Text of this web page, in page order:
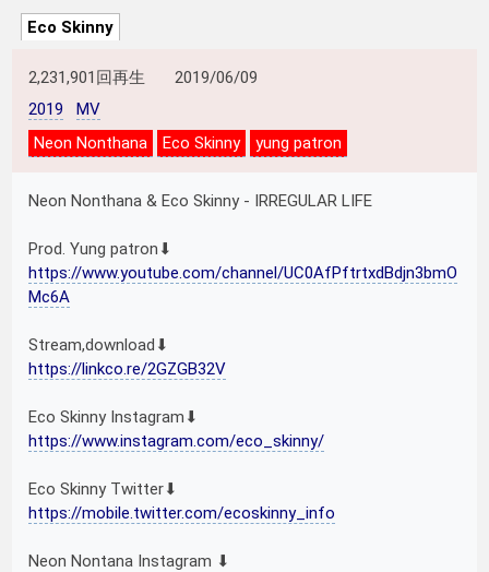
Eco Skinny
2,231,901回再生
2019/06/09
2019
MV
Neon Nonthana
Eco Skinny yung patron
Neon Nonthana & Eco Skinny - IRREGULAR LIFE
Prod. Yung patron⬇︎
https://www.youtube.com/channel/UC0AfPftrtxdBdjn3bmO
Mc6A
Stream,download⬇︎
https://linkco.re/2GZGB32V
Eco Skinny Instagram⬇︎
https://www.instagram.com/eco_skinny/
Eco Skinny Twitter⬇︎
https://mobile.twitter.com/ecoskinny_info
Neon Nontana Instagram ⬇︎